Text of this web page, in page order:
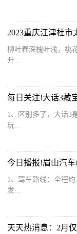
2023重庆江津杜市
柳叶春深槐叶浅，桃
开...
每日关注!大话3藏
1、区别多了，大话3
玩...
今日播报!眉山汽
1、驾车路线：全程
发...